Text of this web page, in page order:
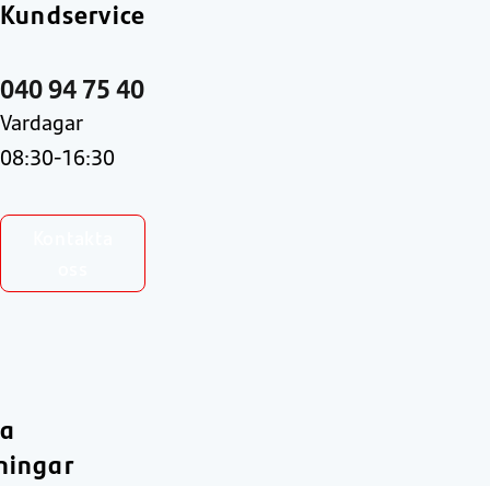
Kundservice
040 94 75 40
Vardagar
08:30-16:30